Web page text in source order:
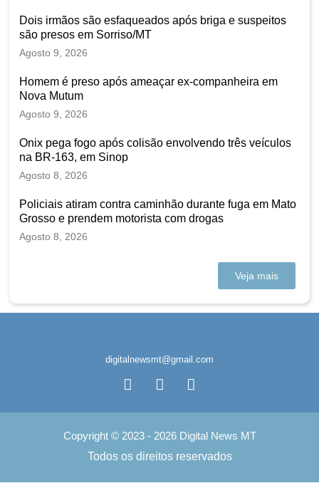
Dois irmãos são esfaqueados após briga e suspeitos
são presos em Sorriso/MT
Agosto 9, 2026
Homem é preso após ameaçar ex-companheira em
Nova Mutum
Agosto 9, 2026
Onix pega fogo após colisão envolvendo três veículos
na BR-163, em Sinop
Agosto 8, 2026
Policiais atiram contra caminhão durante fuga em Mato
Grosso e prendem motorista com drogas
Agosto 8, 2026
Veja mais
digitalnewsmt@gmail.com
Copyright © 2023 - 2026 Digital News MT
Todos os direitos reservados